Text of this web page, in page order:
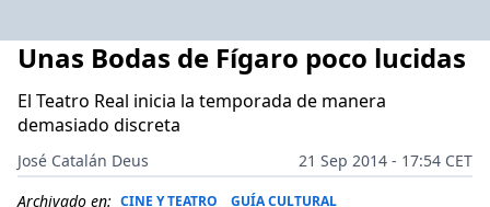
Unas Bodas de Fígaro poco lucidas
El Teatro Real inicia la temporada de manera
demasiado discreta
José Catalán Deus
21 Sep 2014 - 17:54 CET
Archivado en: CINE Y TEATRO GUÍA CULTURAL